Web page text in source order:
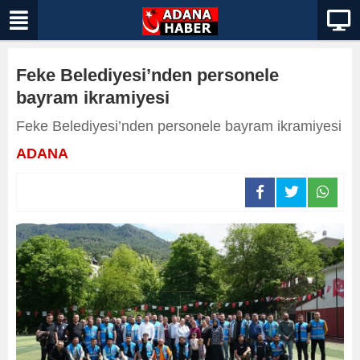
Feke Belediyesi’nden personele
bayram ikramiyesi
Feke Belediyesi’nden personele bayram ikramiyesi
ADANA